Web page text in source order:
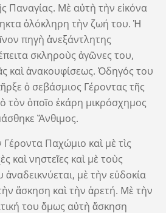
Παναγίας. Μὲ αὐτὴ τὴν εἰκόνα
ὁλόκληρη τὴν ζωή του. Ἡ
πηγὴ ἀνεξάντλητης
σκληροὺς ἀγῶνες του,
καὶ ἀνακουφίσεως. Ὁδηγός του
ὁ σεβάσμιος Γέροντας τῆς
τὸν ὁποῖο ἐκάρη μικρόσχημος
Ἄνθιμος.
Παχώμιο καὶ μὲ τὶς
καὶ νηστεῖες καὶ μὲ τοὺς
μὲ τὴν εὐδοκία
ἄσκηση καὶ τὴν ἀρετή. Μὲ τὴν
του ὅμως αὐτὴ ἄσκηση